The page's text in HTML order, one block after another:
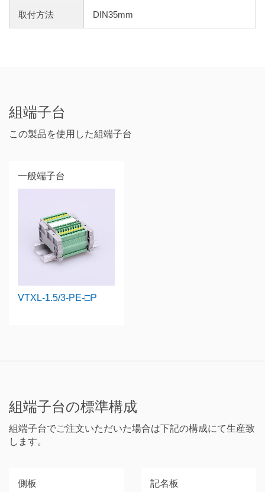
取付方法 DIN35mm
組端子台
この製品を使用した組端子台
一般端子台
VTXL-1.5/3-PE-□P
組端子台の標準構成
組端子台でご注文いただいた場合は下記の構成にて生産致
します。
側板 記名板